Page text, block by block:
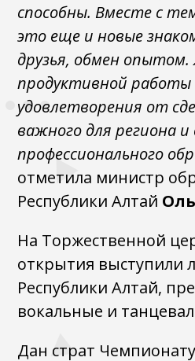
способны. Вместе с
это еще и новые
друзья, обмен
продуктивной работы
удовлетворения от
важного для региона
профессионального
отметила министр
Республики Алтай
На Торжественной
открытия выступили
Республики Алтай,
вокальные и
Дан страт Чемпионату